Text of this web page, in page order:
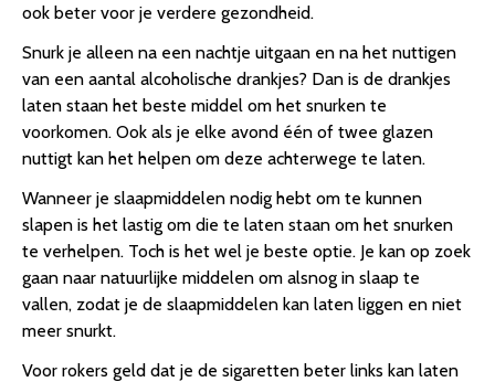
ook beter voor je verdere gezondheid.
Snurk je alleen na een nachtje uitgaan en na het nuttigen
van een aantal alcoholische drankjes? Dan is de drankjes
laten staan het beste middel om het snurken te
voorkomen. Ook als je elke avond één of twee glazen
nuttigt kan het helpen om deze achterwege te laten.
Wanneer je slaapmiddelen nodig hebt om te kunnen
slapen is het lastig om die te laten staan om het snurken
te verhelpen. Toch is het wel je beste optie. Je kan op zoek
gaan naar natuurlijke middelen om alsnog in slaap te
vallen, zodat je de slaapmiddelen kan laten liggen en niet
meer snurkt.
Voor rokers geld dat je de sigaretten beter links kan laten